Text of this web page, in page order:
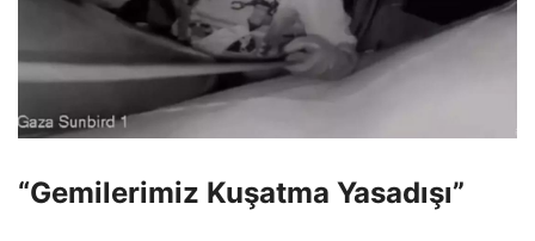
“Gemilerimiz Kuşatma Yasadışı”